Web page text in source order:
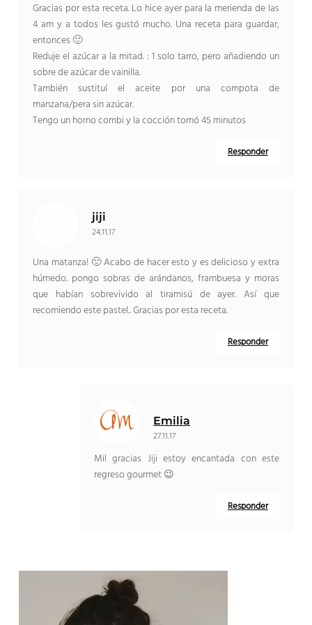
Gracias por esta receta. Lo hice ayer para la merienda de las
4 am y a todos les gustó mucho. Una receta para guardar,
entonces 🙂
Reduje el azúcar a la mitad. : 1 solo tarro, pero añadiendo un
sobre de azúcar de vainilla.
También sustituí el aceite por una compota de
manzana/pera sin azúcar.
Tengo un horno combi y la cocción tomó 45 minutos
Responder
jiji
24.11.17
Una matanza! 🙂 Acabo de hacer esto y es delicioso y extra
húmedo. pongo sobras de arándanos, frambuesa y moras
que habían sobrevivido al tiramisú de ayer. Así que
recomiendo este pastel.. Gracias por esta receta.
Responder
Emilia
27.11.17
Mil gracias Jiji estoy encantada con este
regreso gourmet 😉
Responder